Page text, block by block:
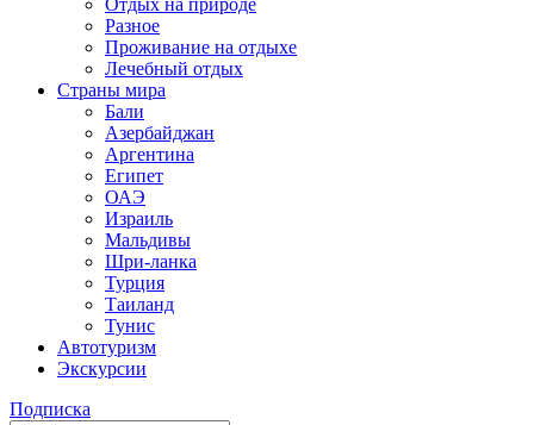
Отдых на природе
Разное
Проживание на отдыхе
Лечебный отдых
Страны мира
Бали
Азербайджан
Аргентина
Египет
ОАЭ
Израиль
Мальдивы
Шри-ланка
Турция
Таиланд
Тунис
Автотуризм
Экскурсии
Подписка